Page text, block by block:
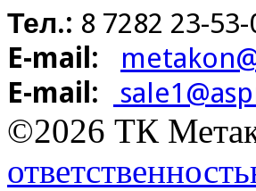
Тел.: 8 7282 23-53-
E-mail:
E-mail:
©2026 ТК